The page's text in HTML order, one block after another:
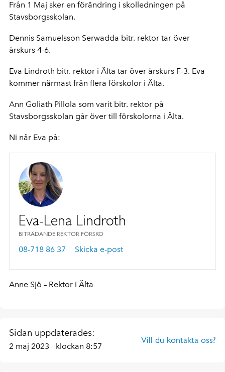
Från 1 Maj sker en förändring i skolledningen på
Stavsborgsskolan.
Dennis Samuelsson Serwadda bitr. rektor tar över
årskurs 4-6.
Eva Lindroth bitr. rektor i Älta tar över årskurs F-3. Eva
kommer närmast från flera förskolor i Älta.
Ann Goliath Pillola som varit bitr. rektor på
Stavsborgsskolan går över till förskolorna i Älta.
Ni når Eva på:
Eva-Lena Lindroth
BITRÄDANDE REKTOR FÖRSKO
08-718 86 37 Skicka e-post
Anne Sjö – Rektor i Älta
Sidan uppdaterades:
2 maj 2023 klockan 8:57
Vill du kontakta oss?